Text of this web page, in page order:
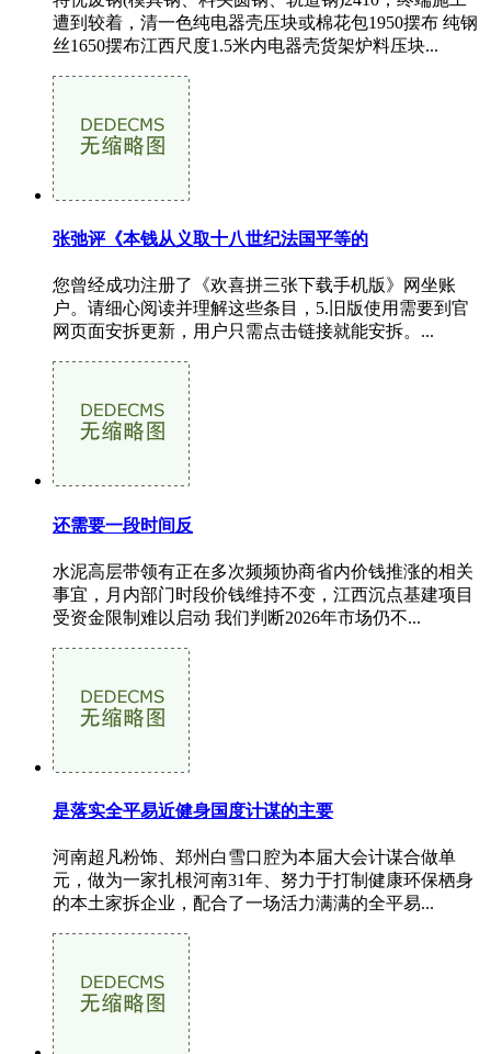
遭到较着，清一色纯电器壳压块或棉花包1950摆布 纯钢
丝1650摆布江西尺度1.5米内电器壳货架炉料压块...
张弛评《本钱从义取十八世纪法国平等的
您曾经成功注册了《欢喜拼三张下载手机版》网坐账
户。请细心阅读并理解这些条目，5.旧版使用需要到官
网页面安拆更新，用户只需点击链接就能安拆。...
还需要一段时间反
水泥高层带领有正在多次频频协商省内价钱推涨的相关
事宜，月内部门时段价钱维持不变，江西沉点基建项目
受资金限制难以启动 我们判断2026年市场仍不...
是落实全平易近健身国度计谋的主要
河南超凡粉饰、郑州白雪口腔为本届大会计谋合做单
元，做为一家扎根河南31年、努力于打制健康环保栖身
的本土家拆企业，配合了一场活力满满的全平易...